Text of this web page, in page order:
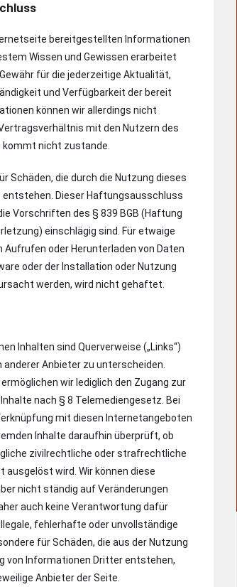
bereitgestellten Informationen
Wissen und Gewissen erarbeitet
für die jederzeitige Aktualität,
und Verfügbarkeit der bereit
können wir allerdings nicht
mit den Nutzern des
nicht zustande.
Schäden, die durch die Nutzung dieses
Dieser Haftungsausschluss
Vorschriften des § 839 BGB (Haftung
einschlägig sind. Für etwaige
Aufrufen oder Herunterladen von Daten
oder der Installation oder Nutzung
werden, wird nicht gehaftet.
Inhalten sind Querverweise („Links“)
anderer Anbieter zu unterscheiden.
ermöglichen wir lediglich den Zugang zur
nach § 8 Telemediengesetz. Bei
mit diesen Internetangeboten
Inhalte daraufhin überprüft, ob
zivilrechtliche oder strafrechtliche
ausgelöst wird. Wir können diese
nicht ständig auf Veränderungen
auch keine Verantwortung dafür
fehlerhafte oder unvollständige
für Schäden, die aus der Nutzung
von Informationen Dritter entstehen,
Anbieter der Seite.